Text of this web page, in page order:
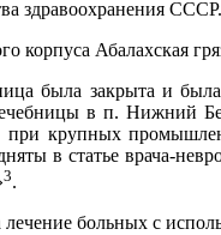
здравоохранения СССР.
корпуса Абалахская
была закрыта и
в п. Нижний
при крупных
в статье врача-
3.
больных с